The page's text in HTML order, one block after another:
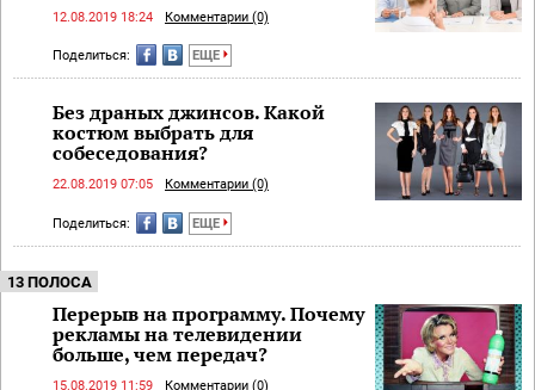
12.08.2019 18:24 Комментарии (0)
Поделиться: ЕЩЕ
Без драных джинсов. Какой
костюм выбрать для
собеседования?
22.08.2019 07:05 Комментарии (0)
Поделиться: ЕЩЕ
13 ПОЛОСА
Перерыв на программу. Почему
рекламы на телевидении
больше, чем передач?
15.08.2019 11:59 Комментарии (0)